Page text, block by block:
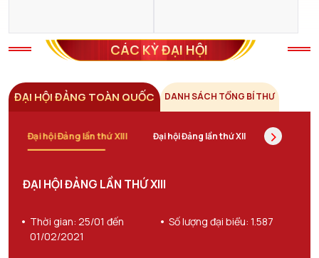
CÁC KỲ ĐẠI HỘI
ĐẠI HỘI ĐẢNG TOÀN QUỐC DANH SÁCH TỔNG BÍ THƯ
Đại hội Đảng lần thứ XIII Đại hội Đảng lần thứ XII Đại hội
›
ĐẠI HỘI ĐẢNG LẦN THỨ XIII
Thời gian: 25/01 đến
01/02/2021
Số lượng đại biểu: 1.587